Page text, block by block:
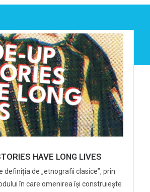
HAVE LONG LIVES
definiția de „etnografii clasice”, prin
în care omenirea își construiește